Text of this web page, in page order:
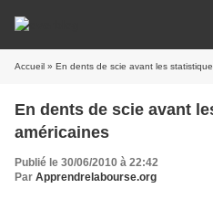
Accueil » En dents de scie avant les
En dents de scie avant
américaines
Publié le 30/06/2010 à 22:42
Par Apprendrelabourse.org